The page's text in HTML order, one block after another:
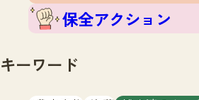
ふくおかいきものマップ
マッチングTOP
掲載申し込みフォーム
保全アクション
キーワード